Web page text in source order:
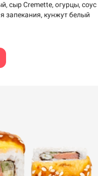
сыр Cremette, огурцы, соус
запекания, кунжут белый